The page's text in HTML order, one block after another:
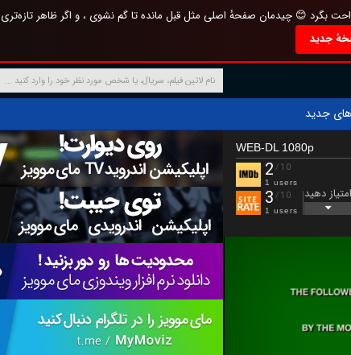
بگرد 😊 چیدمان صفحهٔ اصلی مثل قبل مانده تا گم نشوی ، و اگر ظاهر
جدید
های جدید
WEB-DL 1080p
2 /10
1 users
3 /10
1 users
امتیاز دهید